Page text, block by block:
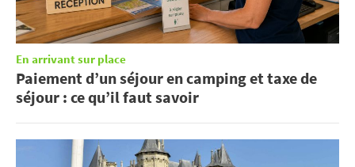
En arrivant sur place
Paiement d’un séjour en camping et taxe de
séjour : ce qu’il faut savoir